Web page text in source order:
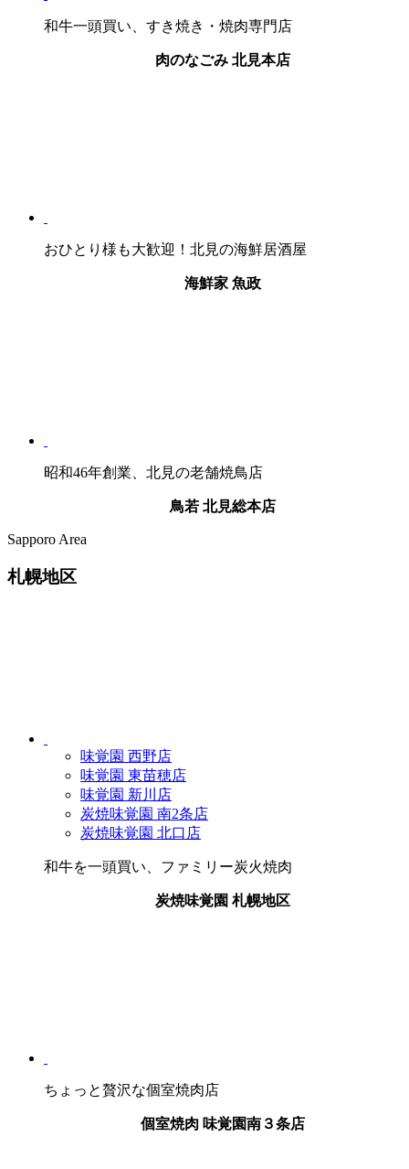
和牛一頭買い、すき焼き・焼肉専門店
肉のなごみ 北見本店
おひとり様も大歓迎！北見の海鮮居酒屋
海鮮家 魚政
昭和46年創業、北見の老舗焼鳥店
鳥若 北見総本店
Sapporo Area
札幌地区
味覚園 西野店
味覚園 東苗穂店
味覚園 新川店
炭焼味覚園 南2条店
炭焼味覚園 北口店
和牛を一頭買い、ファミリー炭火焼肉
炭焼味覚園 札幌地区
ちょっと贅沢な個室焼肉店
個室焼肉 味覚園南３条店